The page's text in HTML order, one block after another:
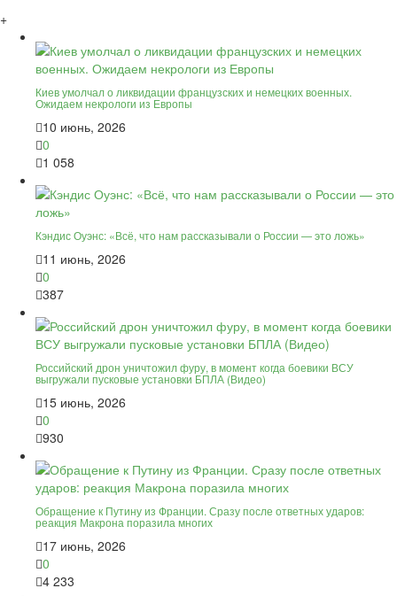
+
Киев умолчал о ликвидации французских и немецких военных.
Ожидаем некрологи из Европы
10 июнь, 2026
0
1 058
Кэндис Оуэнс: «Всё, что нам рассказывали о России — это ложь»
11 июнь, 2026
0
387
Российский дрон уничтожил фуру, в момент когда боевики ВСУ
выгружали пусковые установки БПЛА (Видео)
15 июнь, 2026
0
930
Обращение к Путину из Франции. Сразу после ответных ударов:
реакция Макрона поразила многих
17 июнь, 2026
0
4 233